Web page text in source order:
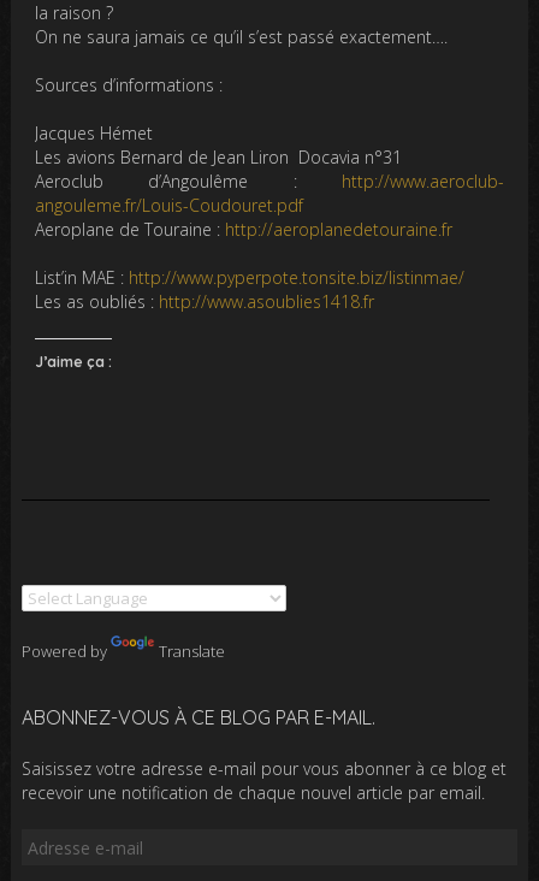
la raison ?
On ne saura jamais ce qu’il s’est passé exactement….
Sources d’informations :
Jacques Hémet
Les avions Bernard de Jean Liron Docavia n°31
Aeroclub d’Angoulême : http://www.aeroclub-
angouleme.fr/Louis-Coudouret.pdf
Aeroplane de Touraine : http://aeroplanedetouraine.fr
List’in MAE : http://www.pyperpote.tonsite.biz/listinmae/
Les as oubliés : http://www.asoublies1418.fr
J’aime ça :
Powered by Translate
ABONNEZ-VOUS À CE BLOG PAR E-MAIL.
Saisissez votre adresse e-mail pour vous abonner à ce blog et
recevoir une notification de chaque nouvel article par email.
Adresse